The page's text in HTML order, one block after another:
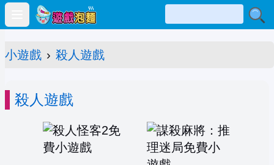
Open main menu
小遊戲 › 殺人遊戲
殺人遊戲